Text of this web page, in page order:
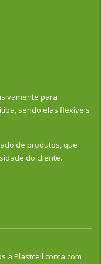
para
sendo elas flexíveis
de produtos, que
do cliente.
a Plastcell conta com